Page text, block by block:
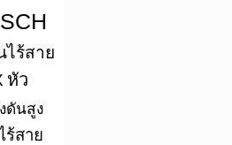
ไร้สาย
หัว
ดันสูง
ร้สาย